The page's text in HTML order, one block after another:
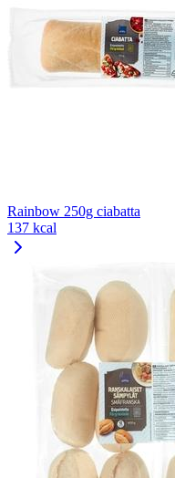
Rainbow 250g ciabatta
137 kcal